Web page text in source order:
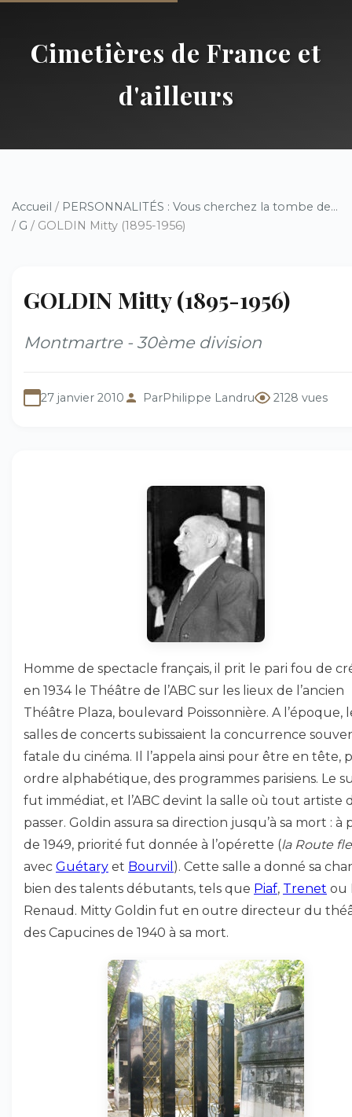
Cimetières de France et
d'ailleurs
Accueil / PERSONNALITÉS : Vous cherchez la tombe de...
/ G / GOLDIN Mitty (1895-1956)
GOLDIN Mitty (1895-1956)
Montmartre - 30ème division
27 janvier 2010 ParPhilippe Landru 2128 vues
Homme de spectacle français, il prit le pari fou de
en 1934 le Théâtre de l’ABC sur les lieux de l’ancien
Théâtre Plaza, boulevard Poissonnière. A l’époque,
salles de concerts subissaient la concurrence
fatale du cinéma. Il l’appela ainsi pour être en tête,
ordre alphabétique, des programmes parisiens. Le
fut immédiat, et l’ABC devint la salle où tout artiste
passer. Goldin assura sa direction jusqu’à sa mort : à
de 1949, priorité fut donnée à l’opérette (la Route
avec Guétary et Bourvil ). Cette salle a donné sa
bien des talents débutants, tels que Piaf, Trenet ou
Renaud. Mitty Goldin fut en outre directeur du
des Capucines de 1940 à sa mort.